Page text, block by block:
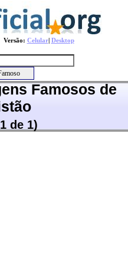
Celular| Desktop
Famosos de
de 1)